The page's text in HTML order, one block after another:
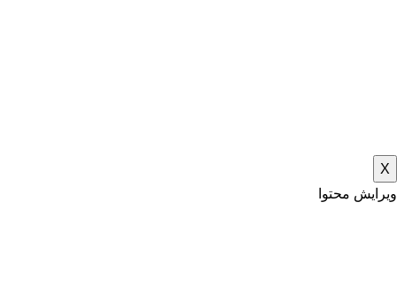
X
ویرایش محتوا